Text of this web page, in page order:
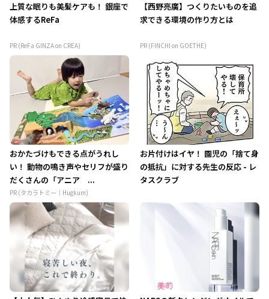
上質な眠りも美髪ケアも！ 銀座で
体感するReFa
PR (ReFa GINZA on CREA)
【西野亮廣】つくりたいものを追
求できる環境の作り方とは
PR (FINCHI on GOETHE)
おかたづけもできる点がうれし
い！ 動物の鳴き声やセリフが盛り
だくさんの「アニア ...
PR (タカラトミー｜Hugkum)
お片付けはイヤ！ 園児の「捨て身
の抵抗」に対する先生の反応 - レ
タスクラブ